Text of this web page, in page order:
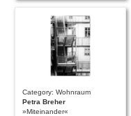
Category: Wohnraum
Petra Breher
»Miteinander«